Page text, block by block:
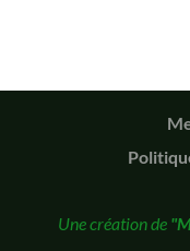
Une création de